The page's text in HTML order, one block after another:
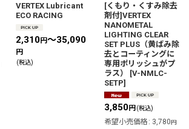
VERTEX Lubricant
ECO RACING
2,310円～35,090
円
(税込)
[くもり・くすみ除去
剤付]VERTEX
NANOMETAL
LIGHTING CLEAR
SET PLUS（黄ばみ除
去とコーティングに
専用ポリッシュがプ
ラス）
[V-NMLC-
SETP]
3,850円(税込)
希望小売価格 : 3,780円